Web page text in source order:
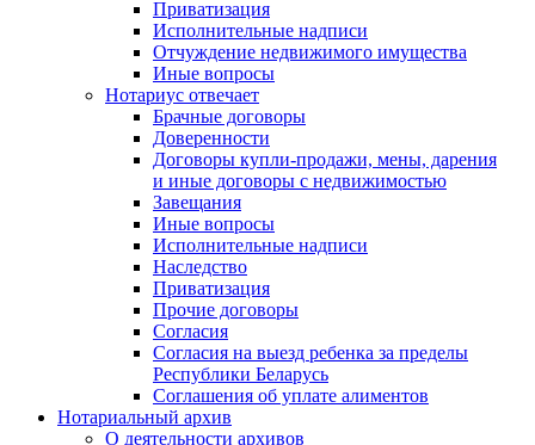
Приватизация
Исполнительные надписи
Отчуждение недвижимого имущества
Иные вопросы
Нотариус отвечает
Брачные договоры
Доверенности
Договоры купли-продажи, мены, дарения
и иные договоры с недвижимостью
Завещания
Иные вопросы
Исполнительные надписи
Наследство
Приватизация
Прочие договоры
Согласия
Согласия на выезд ребенка за пределы
Республики Беларусь
Соглашения об уплате алиментов
Нотариальный архив
О деятельности архивов